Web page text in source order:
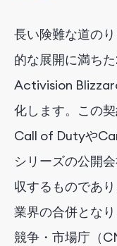
長い険難な道の
的な展開に満ち
Activision
化します。この
Call of Dutyや
シリーズの公開
収するものであ
業界の合併とな
競争・市場庁（